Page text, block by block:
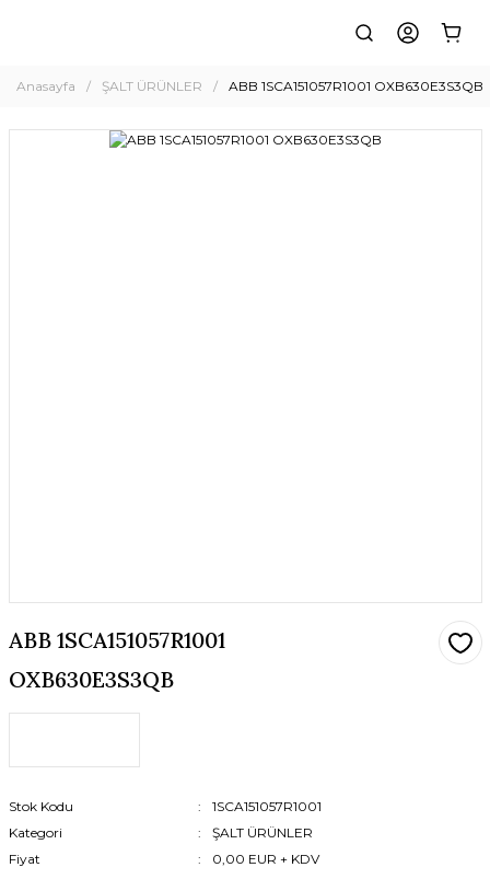
Anasayfa ŞALT ÜRÜNLER ABB 1SCA151057R1001 OXB630E3S3QB
ABB 1SCA151057R1001
OXB630E3S3QB
Stok Kodu
1SCA151057R1001
Kategori
ŞALT ÜRÜNLER
Fiyat
0,00 EUR + KDV